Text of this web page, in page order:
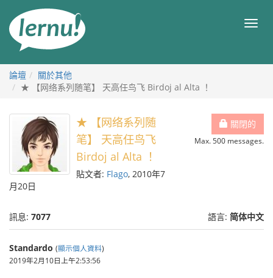
目
論壇
關於其他
★ 【网络系列随笔】 天高任鸟飞 Birdoj al Alta ！
關閉的
Max. 500 messages.
★ 【网络系列随
笔】 天高任鸟飞
Birdoj al Alta ！
貼文者: Flago, 2010年7
月20日
訊息: 7077 語言: 简体中文
Standardo (顯示個人資料)
2019年2月10日上午2:53:56